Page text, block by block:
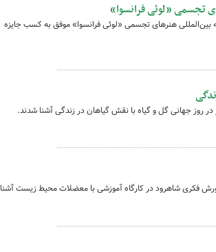
تجسمی «لوئی فرانسوا»
هنرهای تجسمی «لوئی فرانسوا» موفق به کسب جایزه
روز جهانی گل و گیاه با نقش گیاهان در زندگی آشنا شدند.
فکری شاهرود در کارگاه آموزشی با معضلات محیط زیست آشنا